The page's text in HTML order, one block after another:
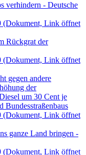
verhindern - Deutsche
(Dokument, Link öffnet
Rückgrat der
(Dokument, Link öffnet
gegen andere
der
um 30 Cent je
Bundesstraßenbaus
(Dokument, Link öffnet
ganze Land bringen -
(Dokument, Link öffnet